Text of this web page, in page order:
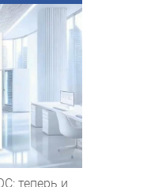
теперь и